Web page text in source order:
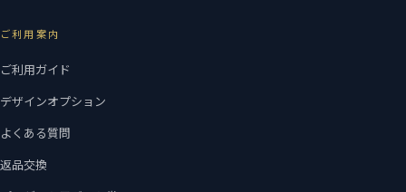
ご利用案内
ご利用ガイド
デザインオプション
よくある質問
返品交換